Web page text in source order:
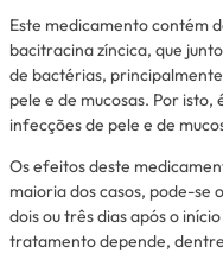
Este medicamento contém
bacitracina zíncica, que
de bactérias,
pele e de mucosas. Por
infecções de pele e de
Os efeitos deste
maioria dos casos, pode-se
dois ou três dias após o
tratamento depende,